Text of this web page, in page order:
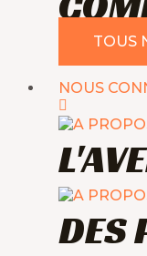
TOUS
NOUS
DES